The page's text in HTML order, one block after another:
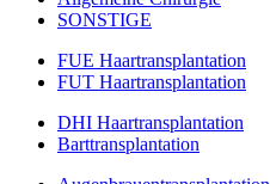
SONSTIGE
FUE Haartransplantation
FUT Haartransplantation
DHI Haartransplantation
Barttransplantation